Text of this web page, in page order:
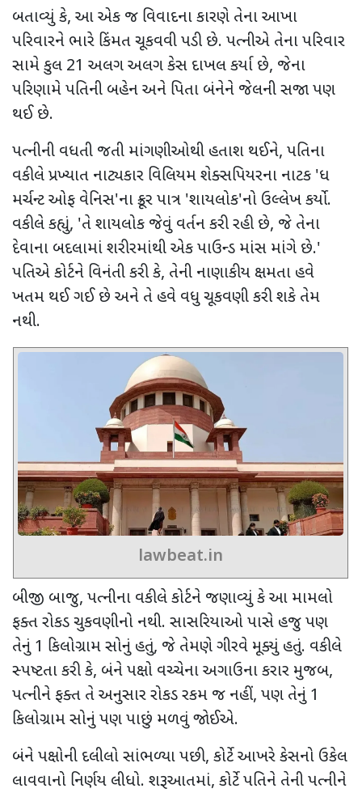
બતાવ્યું કે, આ એક જ વિવાદના કારણે તેના આખા
પરિવારને ભારે કિંમત ચૂકવવી પડી છે. પત્નીએ તેના પરિવાર
સામે કુલ 21 અલગ અલગ કેસ દાખલ કર્યા છે, જેના
પરિણામે પતિની બહેન અને પિતા બંનેને જેલની સજા પણ
થઈ છે.
પત્નીની વધતી જતી માંગણીઓથી હતાશ થઈને, પતિના
વકીલે પ્રખ્યાત નાટ્યકાર વિલિયમ શેક્સપિયરના નાટક 'ધ
મર્ચન્ટ ઓફ વેનિસ'ના ક્રૂર પાત્ર 'શાયલોક'નો ઉલ્લેખ કર્યો.
વકીલે કહ્યું, 'તે શાયલોક જેવું વર્તન કરી રહી છે, જે તેના
દેવાના બદલામાં શરીરમાંથી એક પાઉન્ડ માંસ માંગે છે.'
પતિએ કોર્ટને વિનંતી કરી કે, તેની નાણાકીય ક્ષમતા હવે
ખતમ થઈ ગઈ છે અને તે હવે વધુ ચૂકવણી કરી શકે તેમ
નથી.
lawbeat.in
બીજી બાજુ, પત્નીના વકીલે કોર્ટને જણાવ્યું કે આ મામલો
ફક્ત રોકડ ચુકવણીનો નથી. સાસરિયાઓ પાસે હજુ પણ
તેનું1 કિલોગ્રામ સોનું હતું, જે તેમણે ગીરવે મૂક્યું હતું. વકીલે
સ્પષ્ટતા કરી કે, બંને પક્ષો વચ્ચેના અગાઉના કરાર મુજબ,
પત્નીને ફક્ત તે અનુસાર રોકડ રકમ જ નહીં, પણ તેનું1
કિલોગ્રામ સોનું પણ પાછું મળવું જોઈએ.
બંને પક્ષોની દલીલો સાંભળ્યા પછી, કોર્ટે આખરે કેસનો ઉકેલ
લાવવાનો નિર્ણય લીધો. શરૂઆતમાં, કોર્ટે પતિને તેની પત્નીને